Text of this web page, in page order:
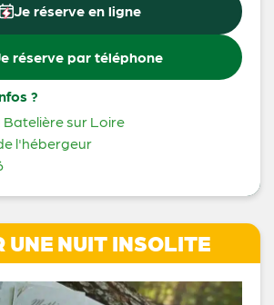
Je réserve en ligne
réserve par téléphone
?
sur Loire
l'hébergeur
UNE NUIT INSOLITE